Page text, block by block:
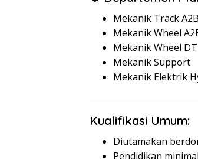
Mekanik Track A2B
Mekanik Wheel
Mekanik Wheel DT
Mekanik Support
Mekanik Elektrik
Kualifikasi Umum:
Diutamakan
Pendidikan